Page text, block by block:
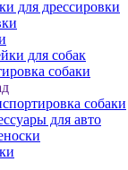
для дрессировки
для собак
собаки
собаки
для авто